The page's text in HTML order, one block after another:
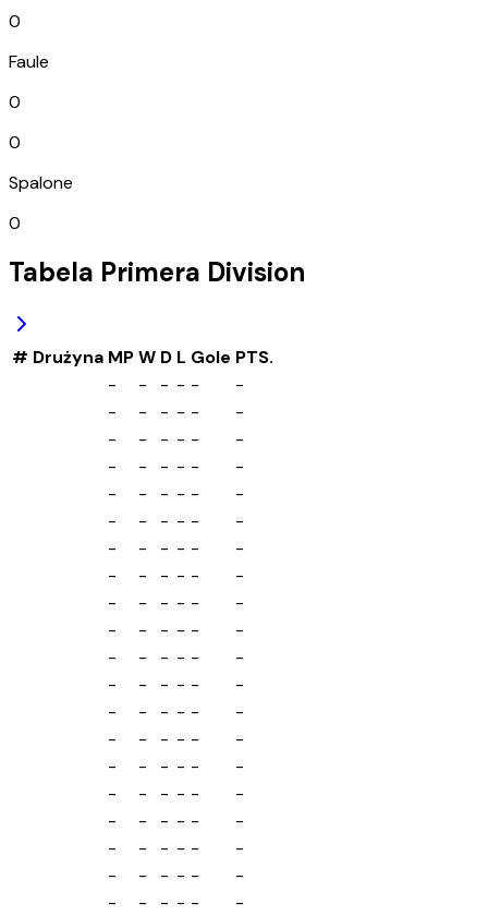
0
Faule
0
0
Spalone
0
Tabela Primera Division
# Drużyna MPW D L Gole PTS.
-
- - - -
-
-
- - - -
-
-
- - - -
-
-
- - - -
-
-
- - - -
-
-
- - - -
-
-
- - - -
-
-
- - - -
-
-
- - - -
-
-
- - - -
-
-
- - - -
-
-
- - - -
-
-
- - - -
-
-
- - - -
-
-
- - - -
-
-
- - - -
-
-
- - - -
-
-
- - - -
-
-
- - - -
-
-
- - - - -